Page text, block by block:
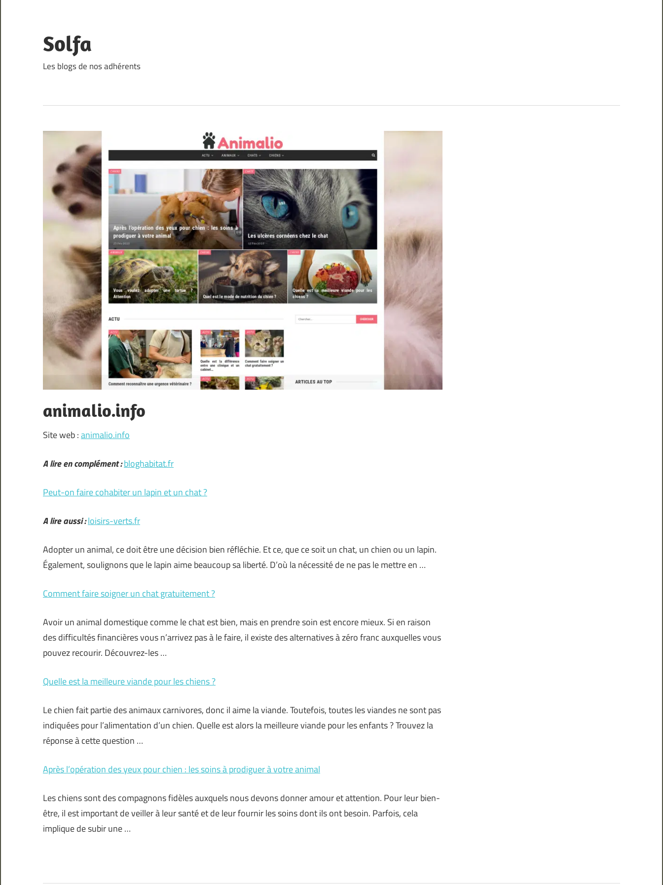
content
Solfa
Les blogs de nos adhérents
animalio.info
Site web :animalio.info
A lire en complément :bloghabitat.fr
Peut-on faire cohabiter un lapin et un chat ?
A lire aussi :loisirs-verts.fr
Adopter un animal, ce doit être une décision bien réfléchie. Et ce, que ce soit un chat, un chien ou un lapin.
Également, soulignons que le lapin aime beaucoup sa liberté. D’où la nécessité de ne pas le mettre en …
Comment faire soigner un chat gratuitement ?
Avoir un animal domestique comme le chat est bien, mais en prendre soin est encore mieux. Si en raison
des difficultés financières vous n’arrivez pas à le faire, il existe des alternatives à zéro franc auxquelles vous
pouvez recourir. Découvrez-les …
Quelle est la meilleure viande pour les chiens ?
Le chien fait partie des animaux carnivores, donc il aime la viande. Toutefois, toutes les viandes ne sont pas
indiquées pour l’alimentation d’un chien. Quelle est alors la meilleure viande pour les enfants ? Trouvez la
réponse à cette question …
Après l’opération des yeux pour chien : les soins à prodiguer à votre animal
Les chiens sont des compagnons fidèles auxquels nous devons donner amour et attention. Pour leur bien-
être, il est important de veiller à leur santé et de leur fournir les soins dont ils ont besoin. Parfois, cela
implique de subir une …